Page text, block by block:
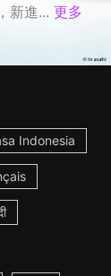
新進... 更多
Indonesia